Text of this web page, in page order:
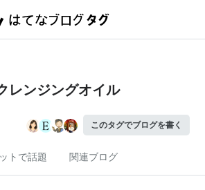
レンジングオイル
このタグでブログを書く
トで話題 関連ブログ